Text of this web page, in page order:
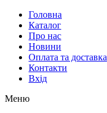
Головна
Каталог
Про нас
Новини
Оплата та доставка
Контакти
Вхiд
Меню